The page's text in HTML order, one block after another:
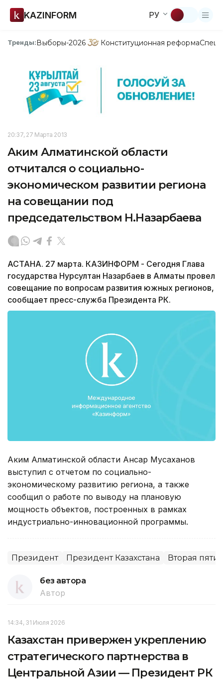
KAZINFORM РУ
Тренды:Выборы-2026 Конституционная реформа
20:37, 27 Марта 2013
Аким Алматинской области
отчитался о социально-
экономическом развитии региона
на совещании под
председательством Н.Назарбаева
АСТАНА. 27 марта. КАЗИНФОРМ - Сегодня Глава
государства Нурсултан Назарбаев в Алматы провел
совещание по вопросам развития южных регионов,
сообщает пресс-служба Президента РК.
Аким Алматинской области Ансар Мусаханов
выступил с отчетом по социально-
экономическому развитию региона, а также
сообщил о работе по выводу на плановую
мощность объектов, построенных в рамках
индустриально-инновационной программы.
Президент Президент Казахстана Вторая
без автора
Автор
14:34, 31 Июля 2026
Казахстан привержен укреплению
стратегического партнерства в
Центральной Азии — Президент РК